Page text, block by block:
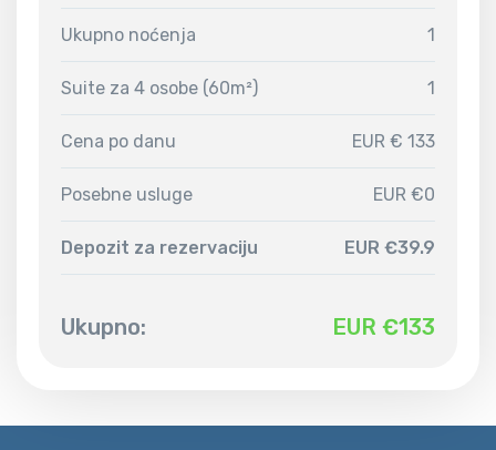
Ukupno noćenja 1
Suite za 4 osobe (60m²) 1
Cena po danu EUR € 133
Posebne usluge EUR €0
Depozit za rezervaciju EUR €39.9
Ukupno: EUR €133